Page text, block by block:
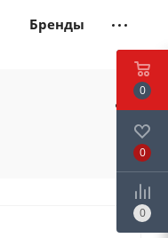
Бренды
0
0
0